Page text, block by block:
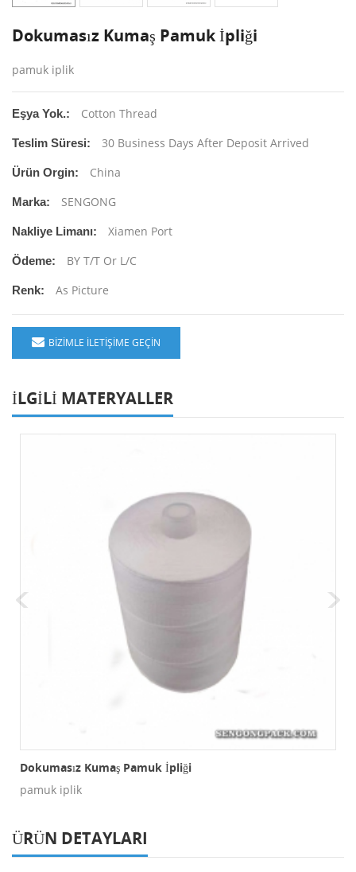
Dokumasız Kumaş Pamuk İpliği
pamuk iplik
Eşya Yok.: Cotton Thread
Teslim Süresi: 30 Business Days After Deposit Arrived
Ürün Orgin: China
Marka: SENGONG
Nakliye Limanı: Xiamen Port
Ödeme: BY T/T Or L/C
Renk: As Picture
BIZIMLE ILETIŞIME GEÇIN
ILGILI MATERYALLER
Dokumasız Kumaş Pamuk İpliği
pamuk iplik
ÜRÜN DETAYLARI